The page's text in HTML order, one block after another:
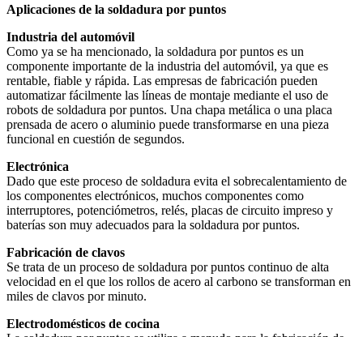
Aplicaciones de la soldadura por puntos
Industria del automóvil
Como ya se ha mencionado, la soldadura por puntos es un
componente importante de la industria del automóvil, ya que es
rentable, fiable y rápida. Las empresas de fabricación pueden
automatizar fácilmente las líneas de montaje mediante el uso de
robots de soldadura por puntos. Una chapa metálica o una placa
prensada de acero o aluminio puede transformarse en una pieza
funcional en cuestión de segundos.
Electrónica
Dado que este proceso de soldadura evita el sobrecalentamiento de
los componentes electrónicos, muchos componentes como
interruptores, potenciómetros, relés, placas de circuito impreso y
baterías son muy adecuados para la soldadura por puntos.
Fabricación de clavos
Se trata de un proceso de soldadura por puntos continuo de alta
velocidad en el que los rollos de acero al carbono se transforman en
miles de clavos por minuto.
Electrodomésticos de cocina